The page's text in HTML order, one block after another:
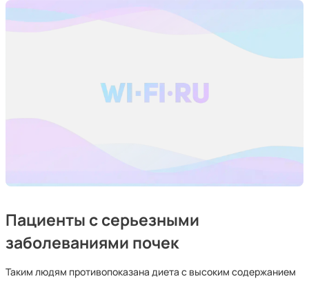
Пациенты с серьезными
заболеваниями почек
Таким людям противопоказана диета с высоким содержанием